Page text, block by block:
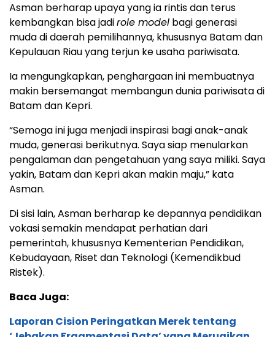
Asman berharap upaya yang ia rintis dan terus
kembangkan bisa jadirole model bagi generasi
muda di daerah pemilihannya, khususnya Batam dan
Kepulauan Riau yang terjun ke usaha pariwisata.
Ia mengungkapkan, penghargaan ini membuatnya
makin bersemangat membangun dunia pariwisata di
Batam dan Kepri.
“Semoga ini juga menjadi inspirasi bagi anak-anak
muda, generasi berikutnya. Saya siap menularkan
pengalaman dan pengetahuan yang saya miliki. Saya
yakin, Batam dan Kepri akan makin maju,” kata
Asman.
Di sisi lain, Asman berharap ke depannya pendidikan
vokasi semakin mendapat perhatian dari
pemerintah, khususnya Kementerian Pendidikan,
Kebudayaan, Riset dan Teknologi (Kemendikbud
Ristek).
Baca Juga:
Laporan Cision Peringatkan Merek tentang